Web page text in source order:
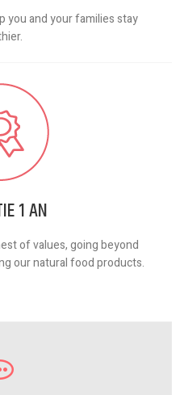
you and your families stay
1 AN
of values, going beyond
our natural food products.